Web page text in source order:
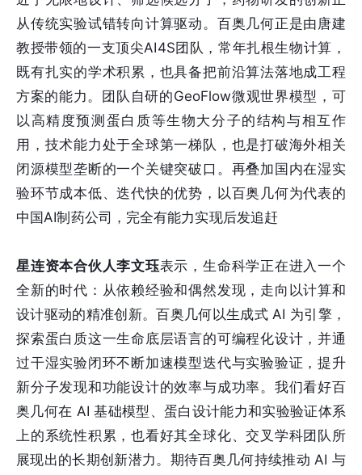
从传统实验试错转向计算驱动。百奥几何正是由唐建
教授带领的一支顶尖AI4S团队，常年扎根生物计算，
既有扎实的学术积累，也具备把前沿算法落地成工程
方案的能力。团队自研的GeoFlow微观世界模型，可
以高精度预测蛋白质等生物大分子的结构与相互作
用，技术能力处于全球第一梯队，也是打破海外相关
闭源模型垄断的一个关键突破口。再叠加国内在湿实
验环节成本低、迭代快的优势，以百奥几何为代表的
中国AI制药公司，完全有能力实现后发追赶
星连资本合伙人李文珏表示，生命科学正在进入一个
全新的时代：从依赖经验和偶然发现，走向以计算和
设计驱动的精准创新。百奥几何以生成式 AI 为引擎，
探索蛋白质这一生命底层语言的可编程化设计，并通
过干湿实验闭环不断加速模型迭代与实验验证，提升
新分子发现和功能设计的效率与成功率。我们看好百
奥几何在 AI 基础模型、蛋白设计能力和实验验证体系
上的系统性积累，也看好其全球化、交叉学科团队所
展现出的长期创新潜力。期待百奥几何持续推动 AI 与